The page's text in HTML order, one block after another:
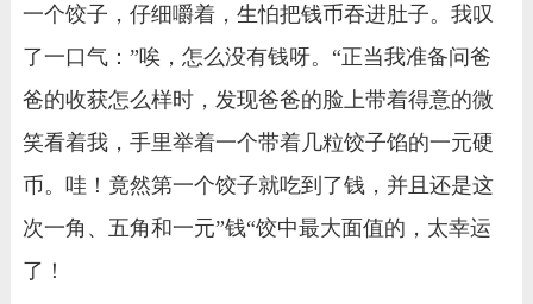
一个饺子，仔细嚼着，生怕把钱币吞进肚子。我叹
了一口气：”唉，怎么没有钱呀。“正当我准备问爸
爸的收获怎么样时，发现爸爸的脸上带着得意的微
笑看着我，手里举着一个带着几粒饺子馅的一元硬
币。哇！竟然第一个饺子就吃到了钱，并且还是这
次一角、五角和一元”钱“饺中最大面值的，太幸运
了！